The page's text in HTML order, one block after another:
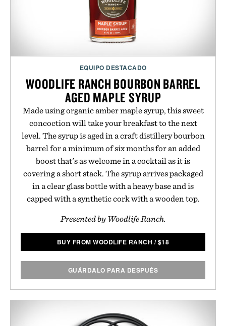
EQUIPO DESTACADO
WOODLIFE RANCH BOURBON BARREL
AGED MAPLE SYRUP
Made using organic amber maple syrup, this sweet
concoction will take your breakfast to the next
level. The syrup is aged in a craft distillery bourbon
barrel for a minimum of six months for an added
boost that's as welcome in a cocktail as it is
covering a short stack. The syrup arrives packaged
in a clear glass bottle with a heavy base and is
capped with a synthetic cork with a wooden top.
Presented by Woodlife Ranch.
BUY FROM WOODLIFE RANCH /$18
GUÁRDALO PARA DESPUÉS